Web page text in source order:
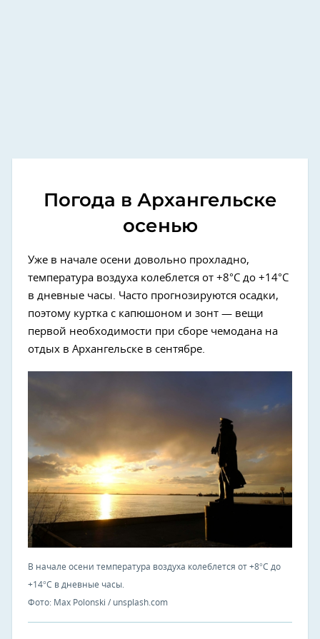
Погода в Архангельске
осенью
Уже в начале осени довольно прохладно,
температура воздуха колеблется от +8°C до +14°C
в дневные часы. Часто прогнозируются осадки,
поэтому куртка с капюшоном и зонт — вещи
первой необходимости при сборе чемодана на
отдых в Архангельске в сентябре.
В начале осени температура воздуха колеблется от +8°C до
+14°C в дневные часы.
Фото: Max Polonski / unsplash.com